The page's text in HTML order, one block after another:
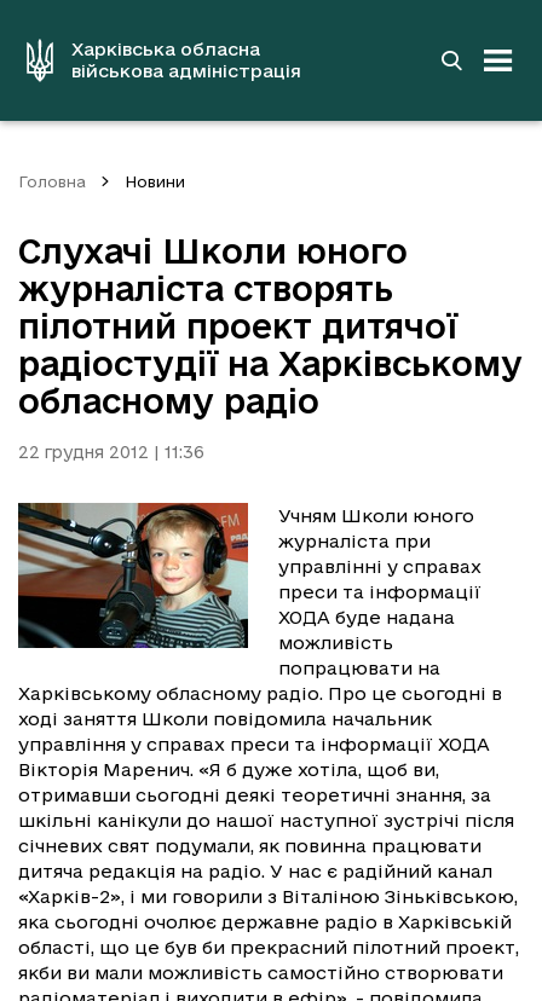
вмістуХарківська обласна
військова адміністрація
Головна Новини
Слухачі Школи юного
журналіста створять
пілотний проект дитячої
радіостудії на Харківському
обласному радіо
22 грудня 2012 | 11:36
Учням Школи юного
журналіста при
управлінні у справах
преси та інформації
ХОДА буде надана
можливість
попрацювати на
Харківському обласному радіо. Про це сьогодні в
ході заняття Школи повідомила начальник
управління у справах преси та інформації ХОДА
Вікторія Маренич. «Я б дуже хотіла, щоб ви,
отримавши сьогодні деякі теоретичні знання, за
шкільні канікули до нашої наступної зустрічі після
січневих свят подумали, як повинна працювати
дитяча редакція на радіо. У нас є радійний канал
«Харків-2», і ми говорили з Віталіною Зіньківською,
яка сьогодні очолює державне радіо в Харківській
області, що це був би прекрасний пілотний проект,
якби ви мали можливість самостійно створювати